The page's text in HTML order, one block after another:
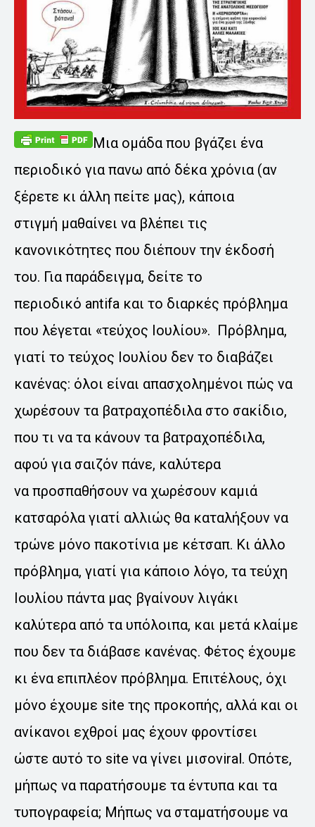
Μια ομάδα που βγάζει ένα
περιοδικό για πανω από δέκα χρόνια (αν
ξέρετε κι άλλη πείτε μας), κάποια
στιγμή μαθαίνει να βλέπει τις
κανονικότητες που διέπουν την έκδοσή
του. Για παράδειγμα, δείτε το
περιοδικό antifa και το διαρκές πρόβλημα
που λέγεται «τεύχος Ιουλίου». Πρόβλημα,
γιατί το τεύχος Ιουλίου δεν το διαβάζει
κανένας: όλοι είναι απασχολημένοι πώς να
χωρέσουν τα βατραχοπέδιλα στο σακίδιο,
που τι να τα κάνουν τα βατραχοπέδιλα,
αφού για σαιζόν πάνε, καλύτερα
να προσπαθήσουν να χωρέσουν καμιά
κατσαρόλα γιατί αλλιώς θα καταλήξουν να
τρώνε μόνο πακοτίνια με κέτσαπ. Κι άλλο
πρόβλημα, γιατί για κάποιο λόγο, τα τεύχη
Ιουλίου πάντα μας βγαίνουν λιγάκι
καλύτερα από τα υπόλοιπα, και μετά κλαίμε
που δεν τα διάβασε κανένας. Φέτος έχουμε
κι ένα επιπλέον πρόβλημα. Επιτέλους, όχι
μόνο έχουμε site της προκοπής, αλλά και οι
ανίκανοι εχθροί μας έχουν φροντίσει
ώστε αυτό το site να γίνει μισοviral. Οπότε,
μήπως να παρατήσουμε τα έντυπα και τα
τυπογραφεία; Μήπως να σταματήσουμε να